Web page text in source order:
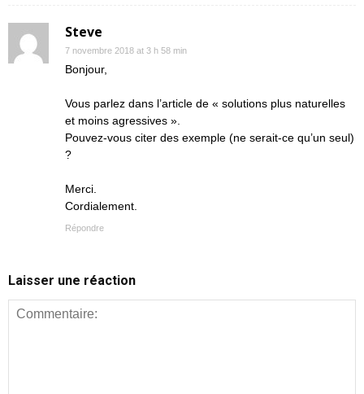
Steve
7 novembre 2018 at 3 h 58 min
Bonjour,
Vous parlez dans l’article de « solutions plus naturelles
et moins agressives ».
Pouvez-vous citer des exemple (ne serait-ce qu’un seul)
?
Merci.
Cordialement.
Répondre
Laisser une réaction